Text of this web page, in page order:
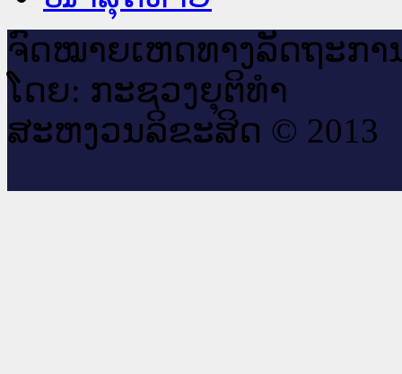
ຈົດ​ໝາຍ​ເຫດ​ທາງ​ລັດ​ຖະ​ກາ
ໂດຍ: ກະ​ຊວງຍຸ​ຕິ​ທຳ
ສະ​ຫງວນ​ລິ​ຂະ​ສິດ © 2013